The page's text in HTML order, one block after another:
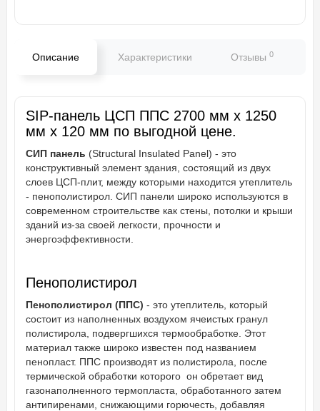
Описание Характеристики Отзывы 0
SIP-панель ЦСП ППС 2700 мм х 1250
мм х 120 мм по выгодной цене.
СИП панель (Structural Insulated Panel) - это
конструктивный элемент здания, состоящий из двух
слоев ЦСП-плит, между которыми находится утеплитель
- пенополистирол. СИП панели широко используются в
современном строительстве как стены, потолки и крыши
зданий из-за своей легкости, прочности и
энергоэффективности.
Пенополистирол
Пенополистирол (ППС) - это утеплитель, который
состоит из наполненных воздухом ячеистых гранул
полистирола, подвергшихся термообработке. Этот
материал также широко известен под названием
пенопласт. ППС производят из полистирола, после
термической обработки которого он обретает вид
газонаполненного термопласта, обработанного затем
антипиренами, снижающими горючесть, добавляя